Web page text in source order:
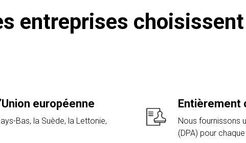
entreprises choisissent
européenne
Bas, la Suède, la Lettonie,
Entièrement
Nous fournissons
(DPA) pour